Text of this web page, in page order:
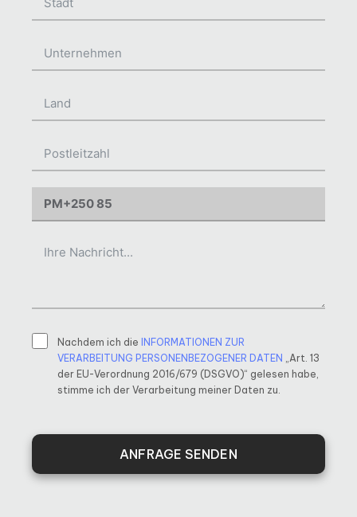
Nachdem ich die INFORMATIONEN ZUR
VERARBEITUNG PERSONENBEZOGENER DATEN „Art. 13
der EU-Verordnung 2016/679 (DSGVO)“ gelesen habe,
stimme ich der Verarbeitung meiner Daten zu.
ANFRAGE SENDEN